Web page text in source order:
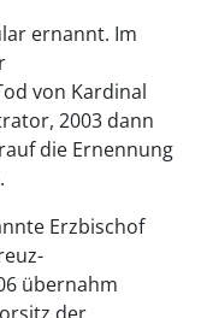
ernannt. Im
von Kardinal
2003 dann
die Ernennung
Erzbischof
übernahm